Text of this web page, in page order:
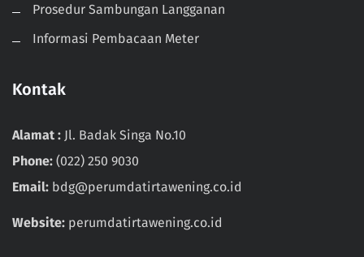
Prosedur Sambungan Langganan
Informasi Pembacaan Meter
Kontak
Alamat : Jl. Badak Singa No.10
Phone: (022) 250 9030
Email: bdg@perumdatirtawening.co.id
Website: perumdatirtawening.co.id